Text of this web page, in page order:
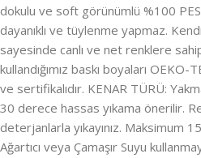
dokulu ve soft görünümlü %100
dayanıklı ve tüylenme yapmaz.
sayesinde canlı ve net renklere
kullandığımız baskı boyaları
ve sertifikalıdır. KENAR TÜRÜ:
30 derece hassas yıkama önerilir.
deterjanlarla yıkayınız. Maksimum
Ağartıcı veya Çamaşır Suyu